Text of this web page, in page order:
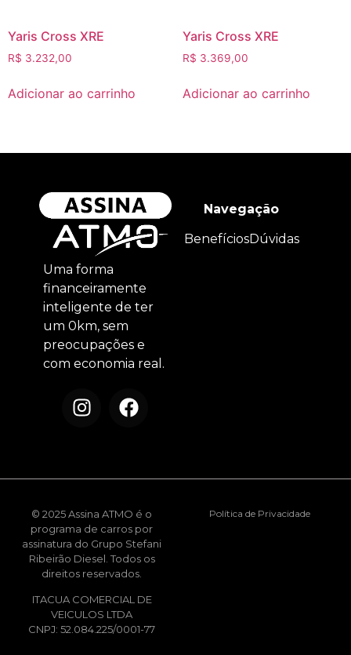
Yaris Cross XRE
R$ 3.232,00
Adicionar ao carrinho
Yaris Cross XRE
R$ 3.369,00
Adicionar ao carrinho
Uma forma
financeiramente
inteligente de ter
um 0km, sem
preocupações e
com economia real.
Navegação
BenefíciosDúvidas
© 2025 Assina ATMO é o
programa de carros por
assinatura do Grupo Stefani
Ribeirão Diesel. Todos os
direitos reservados.
ITACUA COMERCIAL DE
VEICULOS LTDA
CNPJ: 52.084.225/0001-77
Política de Privacidade